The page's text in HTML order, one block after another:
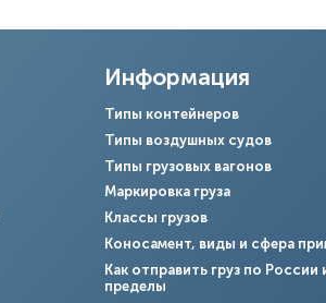
Информация
Типы контейнеров
Типы воздушных судов
Типы грузовых вагонов
Маркировка груза
Классы грузов
Коносамент, виды и сфера
Как отправить груз по России
пределы